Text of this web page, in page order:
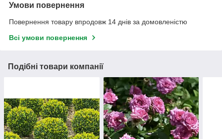
Умови повернення
Повернення товару впродовж 14 днів за домовленістю
Всі умови повернення
Подібні товари компанії